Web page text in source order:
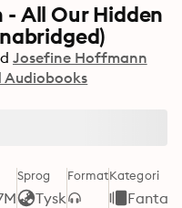
All Our Hidden
Josefine Hoffmann
Audiobooks
Sprog
Tysk
FormatKategori